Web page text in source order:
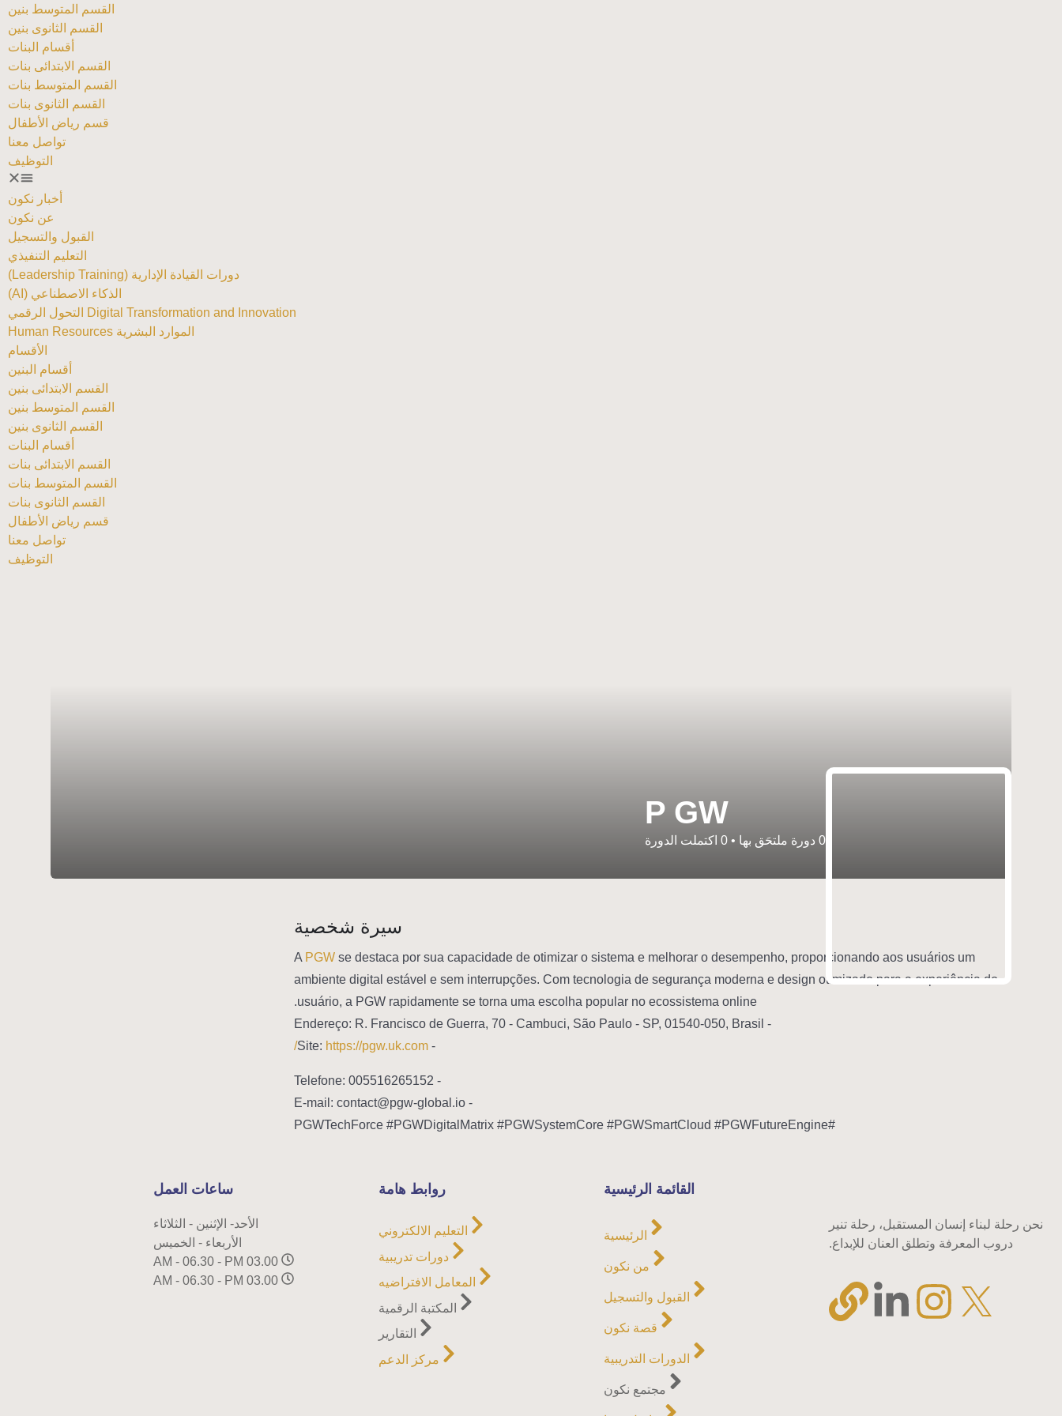
القسم المتوسط بنين
القسم الثانوى بنين
أقسام البنات
القسم الابتدائى بنات
القسم المتوسط بنات
القسم الثانوى بنات
قسم رياض الأطفال
تواصل معنا
التوظيف
أخبار نكون
عن نكون
القبول والتسجيل
التعليم التنفيذي
دورات القيادة الإدارية (Leadership Training)
الذكاء الاصطناعي (AI)
Digital Transformation and Innovation التحول الرقمي
الموارد البشرية Human Resources
الأقسام
أقسام البنين
القسم الابتدائى بنين
القسم المتوسط بنين
القسم الثانوى بنين
أقسام البنات
القسم الابتدائى بنات
القسم المتوسط بنات
القسم الثانوى بنات
قسم رياض الأطفال
تواصل معنا
التوظيف
P GW
0 دورة ملتحَق بها •
0 اكتملت الدورة
سيرة شخصية
A PGW se destaca por sua capacidade de otimizar o sistema e melhorar o desempenho, proporcionando aos usuários um
ambiente digital estável e sem interrupções. Com tecnologia de segurança moderna e design otimizado para a experiência do
usuário, a PGW rapidamente se torna uma escolha popular no ecossistema online.
- Endereço: R. Francisco de Guerra, 70 - Cambuci, São Paulo - SP, 01540-050, Brasil
- Site:
https://pgw.uk.com/
- Telefone: 005516265152
- E-mail: contact@pgw-global.io
#PGWTechForce #PGWDigitalMatrix #PGWSystemCore #PGWSmartCloud #PGWFutureEngine
نحن رحلة لبناء إنسان المستقبل، رحلة تنير
دروب المعرفة وتطلق العنان للإبداع.
القائمة الرئيسية
الرئيسية
من نكون
القبول والتسجيل
قصة نكون
الدورات التدريبية
مجتمع نكون
روابط هامة
التعليم الالكتروني
دورات تدريبية
المعامل الافتراضيه
المكتبة الرقمية
التقارير
مركز الدعم
ساعات العمل
الأحد- الإثنين - الثلاثاء
الأربعاء - الخميس
03.00 AM - 06.30 - PM
03.00 AM - 06.30 - PM